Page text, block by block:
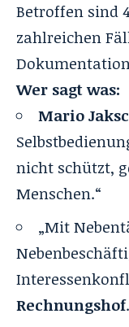
Betroffen sind
zahlreichen
Wer sagt was:
Mario
nicht schützt,
Menschen.“
„Mit
Rechnungshof.